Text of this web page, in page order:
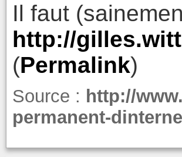
Il faut
http://
(Permalink)
Source : http://
permanent-